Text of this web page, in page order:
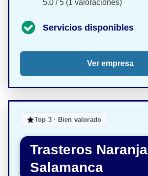
5.0 / 5 (1 valoraciones)
Servicios disponibles
Ver empresa
Top 3 · Bien valorado
Trasteros Naranja
Salamanca